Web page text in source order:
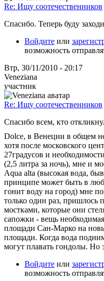
Re: Ищу соотечественников
Спасибо. Теперь буду
Войдите или
возможность
Втр, 30/11/2010 - 20:17
Veneziana
участник
Re: Ищу соотечественников
Спасибо всем, кто
Dolce, в Венеции в общем
хотя после московского
27градусов и
(2,5 литра за ночь), мне и
Aqua alta (высокая вода,
принципе может быть в
гонит воду на город) мне
только один раз, пришлось
мостками, которые они
сапожки - вещь
площади Сан-Марко на
площади. Когда вода
могут плавать гондолы. Но
Войдите или
возможность